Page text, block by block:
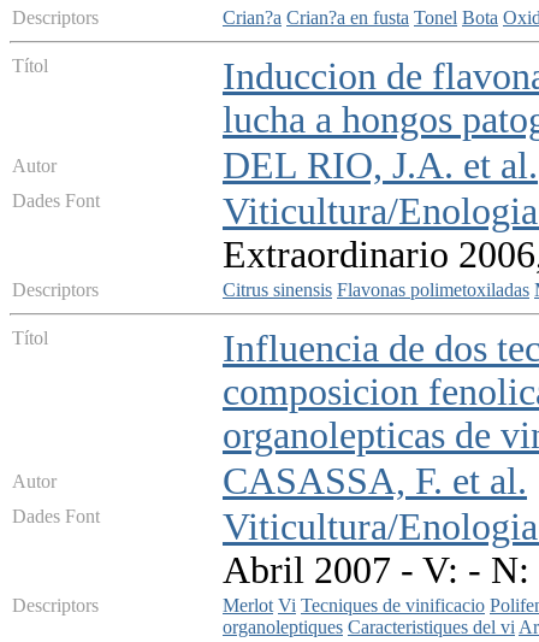
Descriptors Crian?a Crian?a en fusta Tonel Bota
Títol
Induccion de
lucha a hongos
Autor DEL RIO, J.A. et al.
Dades Font
Viticultura/
Extraordinario
Descriptors Citrus sinensis Flavonas polimetoxiladas
Títol
Influencia de dos
composicion
organolepticas de
Autor CASASSA, F. et al.
Dades Font
Viticultura/
Abril 2007 - V: - N:
Descriptors Merlot Vi Tecniques de vinificacio
organoleptiques Caracteristiques del vi